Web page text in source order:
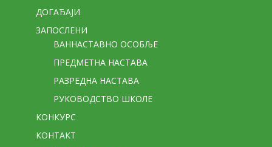
ДОГАЂАЈИ
ЗАПОСЛЕНИ
ВАННАСТАВНО ОСОБЉЕ
ПРЕДМЕТНА НАСТАВА
РАЗРЕДНА НАСТАВА
РУКОВОДСТВО ШКОЛЕ
КОНКУРС
КОНТАКТ